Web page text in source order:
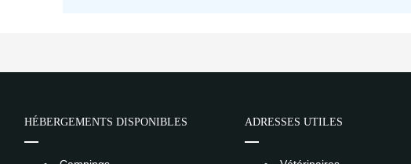
HÉBERGEMENTS DISPONIBLES ADRESSES UTILES